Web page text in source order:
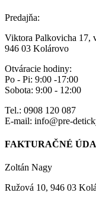
Predajňa:
Viktora Palkovicha 17,
946 03 Kolárovo
Otváracie hodiny:
Po - Pi: 9:00 -17:00
Sobota: 9:00 - 12:00
Tel.: 0908 120 087
E-mail: info@pre-
FAKTURAČNÉ
Zoltán Nagy
Ružová 10, 946 03